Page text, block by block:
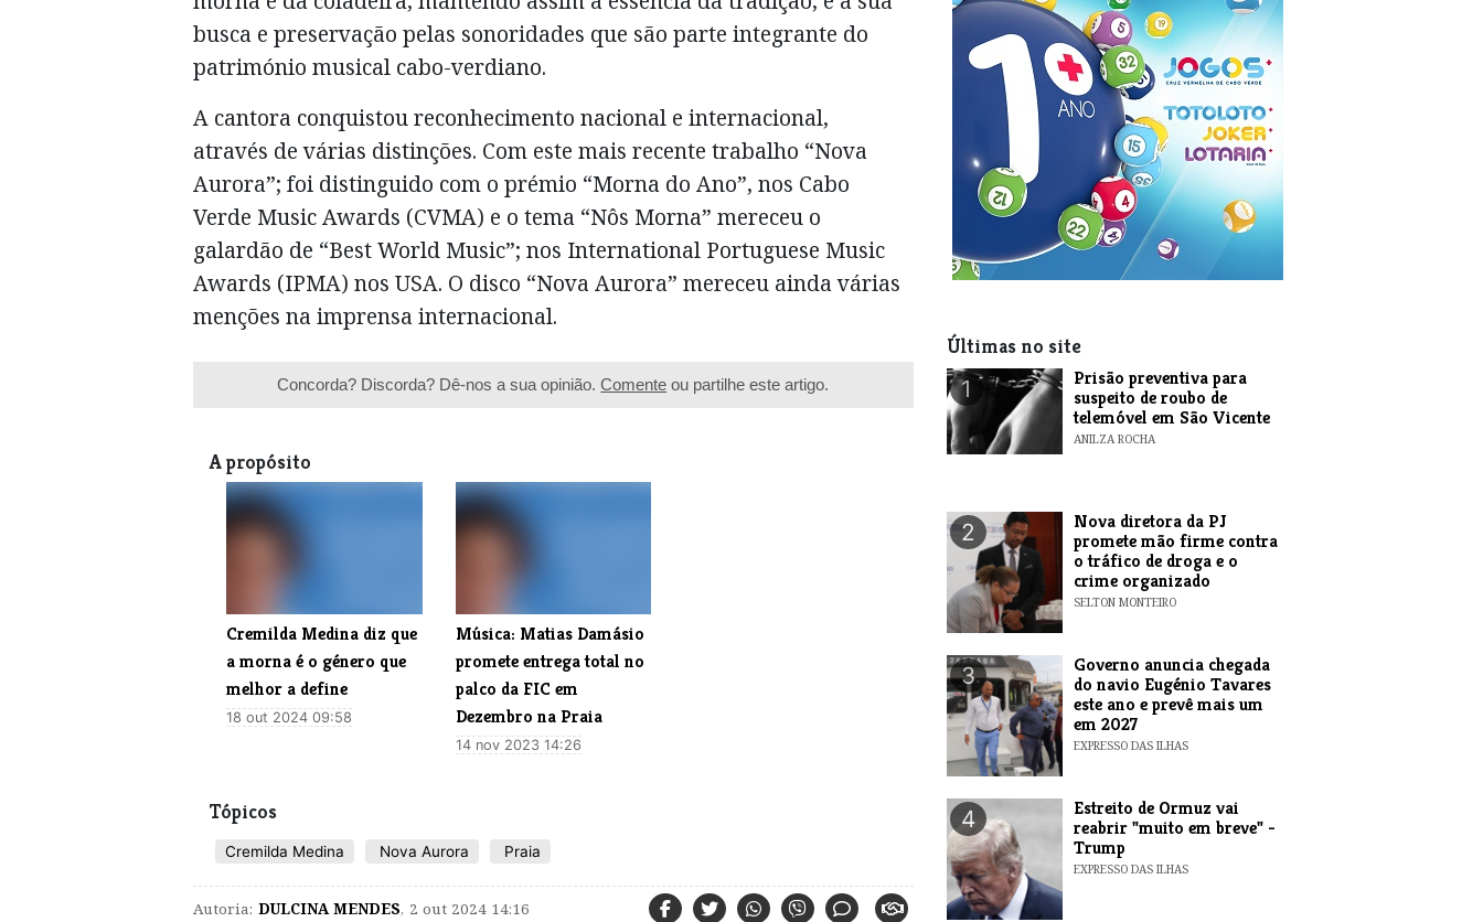
busca e preservação pelas sonoridades que são parte integrante do
património musical cabo-verdiano.
A cantora conquistou reconhecimento nacional e internacional,
através de várias distinções. Com este mais recente trabalho “Nova
Aurora”; foi distinguido com o prémio “Morna do Ano”, nos Cabo
Verde Music Awards (CVMA) e o tema “Nôs Morna” mereceu o
galardão de “Best World Music”; nos International Portuguese Music
Awards (IPMA) nos USA. O disco “Nova Aurora” mereceu ainda várias
menções na imprensa internacional.
Concorda? Discorda? Dê-nos a sua opinião.Comente ou partilhe este artigo.
A propósito
Cremilda Medina diz que
a morna é o género que
melhor a define
18 out 2024 09:58
Música: Matias Damásio
promete entrega total no
palco da FIC em
Dezembro na Praia
14 nov 2023 14:26
Tópicos
​Cremilda Medina Nova Aurora Praia
Autoria: DULCINA MENDES, 2 out 2024 14:16
Últimas no site
1
Prisão preventiva para
suspeito de roubo de
telemóvel em São Vicente
ANILZA ROCHA
2
Nova diretora da PJ
promete mão firme contra
o tráfico de droga e o
crime organizado
SELTON MONTEIRO
3
Governo anuncia chegada
do navio Eugénio Tavares
este ano e prevê mais um
em 2027
EXPRESSO DAS ILHAS
4
Estreito de Ormuz vai
reabrir "muito em breve" -
Trump
EXPRESSO DAS ILHAS